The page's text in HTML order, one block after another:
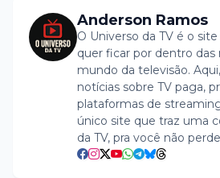
Anderson Ramos
O Universo da TV é o
quer ficar por dentro das
mundo da televisão.
notícias sobre TV paga,
plataformas de
único site que traz uma
da TV, pra você não